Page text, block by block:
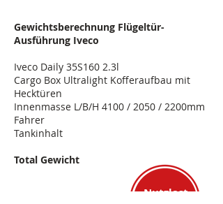
Gewichtsberechnung Flügeltür-
Ausführung Iveco
Iveco Daily 35S160 2.3l
Cargo Box Ultralight Kofferaufbau mit
Hecktüren
Innenmasse L/B/H 4100 / 2050 / 2200mm
Fahrer
Tankinhalt
Total Gewicht
Nutzlast